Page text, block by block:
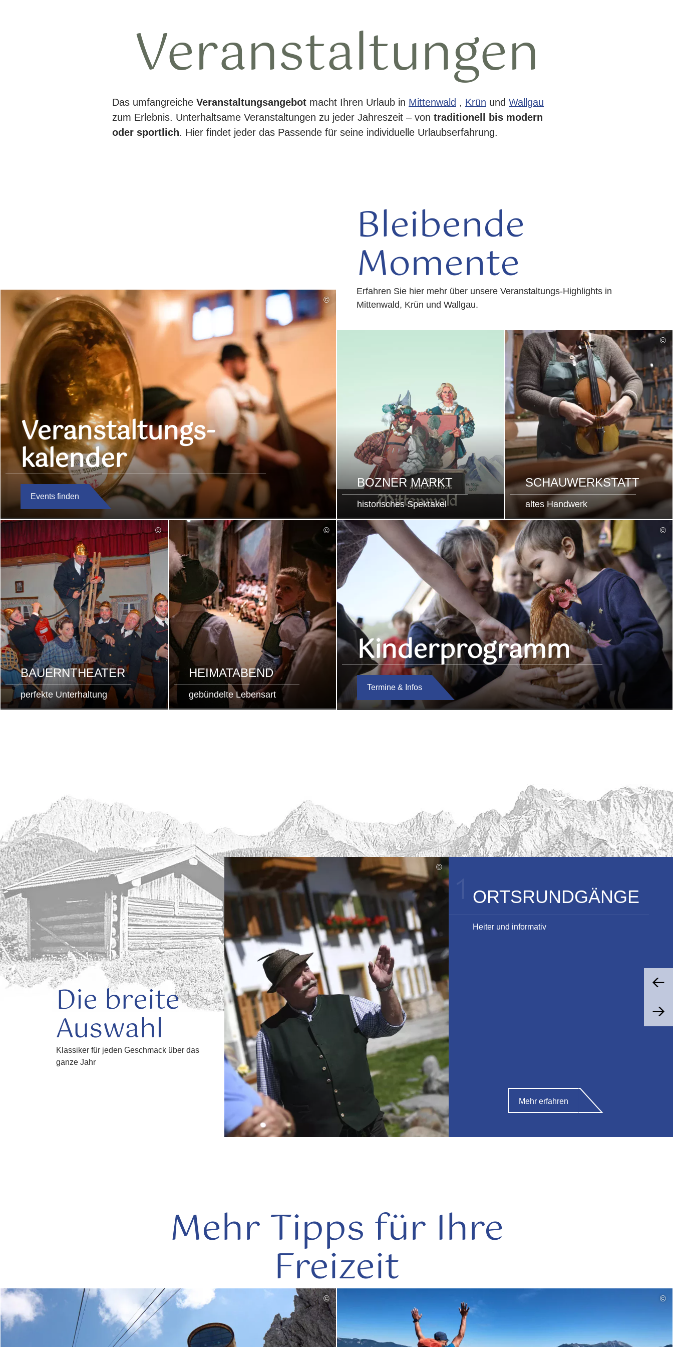
Veranstaltungen
Das umfangreiche Veranstaltungsangebot macht Ihren Urlaub in Mittenwald , Krün und Wallgau
zum Erlebnis. Unterhaltsame Veranstaltungen zu jeder Jahreszeit – von traditionell bis modern
oder sportlich. Hier findet jeder das Passende für seine individuelle Urlaubserfahrung.
Bleibende
Momente
Erfahren Sie hier mehr über unsere Veranstaltungs-Highlights in
Mittenwald, Krün und Wallgau.
©
Veranstaltungs­
kalender
Events finden
BOZNER MARKT
historisches Spektakel
©
SCHAUWERKSTATT
altes Handwerk
mehr
lesen
©
BAUERNTHEATER
perfekte Unterhaltung
mehr
©
HEIMATABEND
gebündelte Lebensart
mehr
lesen
©
Kinderprogramm
Termine & Infos
Die breite
Auswahl
Klassiker für jeden Geschmack über das
ganze Jahr
9ALMABTRIEBE
traditionelle Bauernwochen
©
ORTSRUNDGÄNGE
Heiter und informativ
Mehr erfahren
Mehr Tipps für Ihre
Freizeit
©
mehr
lesen
©